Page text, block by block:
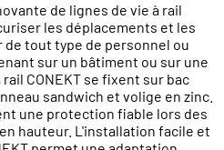
de lignes de vie à rail
les déplacements et les
tout type de personnel ou
sur un bâtiment ou sur une
CONEKT se fixent sur bac
sandwich et volige en zinc.
une protection fiable lors des
hauteur. L'installation facile et